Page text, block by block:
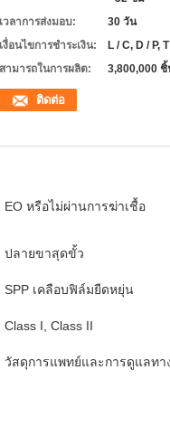
เวลาการส่งมอบ:
30 วัน
เงื่อนไขการชำระเงิน:
L / C, D / P,
สามารถในการผลิต:
3,800,000
ติดต่อ
EO หรือไม่ผ่านการฆ่าเชื้อ
ปลายขาสุดขั้ว
SPP เคลือบฟิล์มยืดหยุ่น
Class I, Class II
วัสดุการแพทย์และการดูแลทา